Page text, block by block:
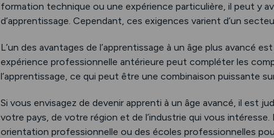
formation technique ou une expérience particulière, il peut y
d’apprentissage. Cependant, ces exigences varient d’un
L’un des avantages de l’apprentissage à un âge plus avancé
expérience professionnelle antérieure peut compléter les
l’apprentissage, ce qui peut être une combinaison puissante
Si vous envisagez de devenir apprenti à un âge avancé, il est
votre pays, de votre région et de l’industrie qui vous
orientation professionnelle ou des écoles professionnelles